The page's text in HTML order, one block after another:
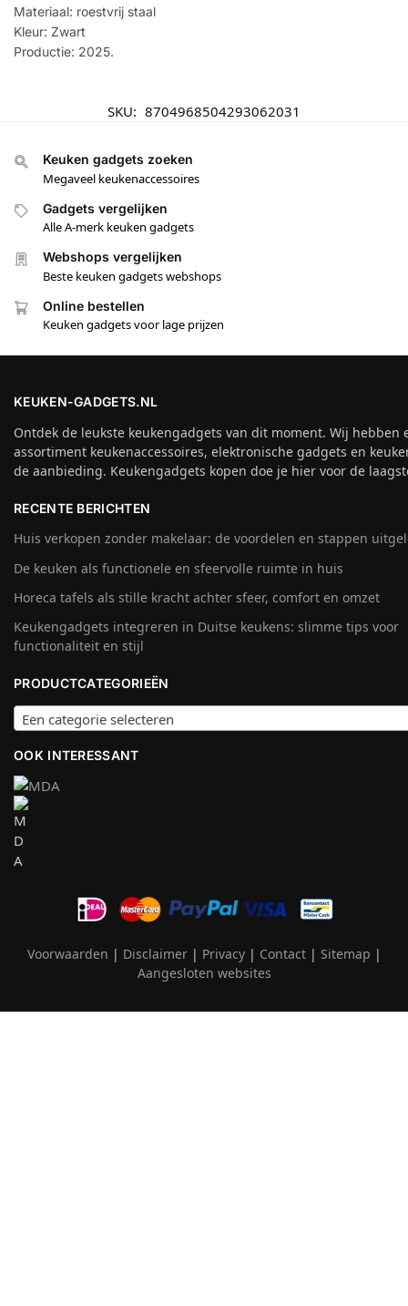
Materiaal: roestvrij staal
Kleur: Zwart
Productie: 2025.
SKU: 8704968504293062031
Keuken gadgets zoeken
Megaveel keukenaccessoires
Gadgets vergelijken
Alle A-merk keuken gadgets
Webshops vergelijken
Beste keuken gadgets webshops
Online bestellen
Keuken gadgets voor lage prijzen
KEUKEN-GADGETS.NL
Ontdek de leukste keukengadgets van dit moment. Wij hebben
assortiment keukenaccessoires, elektronische gadgets en
de aanbieding. Keukengadgets kopen doe je hier voor de
RECENTE BERICHTEN
Huis verkopen zonder makelaar: de voordelen en stappen
De keuken als functionele en sfeervolle ruimte in huis
Horeca tafels als stille kracht achter sfeer, comfort en omzet
Keukengadgets integreren in Duitse keukens: slimme tips voor
functionaliteit en stijl
PRODUCTCATEGORIEËN
Een categorie selecteren
OOK INTERESSANT
Voorwaarden | Disclaimer| Privacy| Contact| Sitemap |
Aangesloten websites